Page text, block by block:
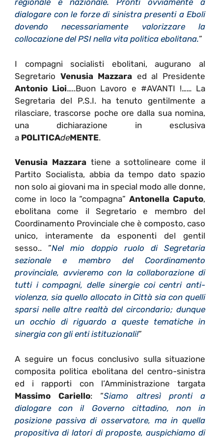
regionale e nazionale. Pronti ovviamente a
dialogare con le forze di sinistra presenti a Eboli
dovendo necessariamente valorizzare la
collocazione del PSI nella vita politica ebolitana.”
I compagni socialisti ebolitani, augurano al
Segretario Venusia Mazzara ed al Presidente
Antonio Lioi…..Buon Lavoro e #AVANTI !…… La
Segretaria del P.S.I. ha tenuto gentilmente a
rilasciare, trascorse poche ore dalla sua nomina,
una dichiarazione in esclusiva
a POLITICAdeMENTE.
Venusia Mazzaratiene a sottolineare come il
Partito Socialista, abbia da tempo dato spazio
non solo ai giovani ma in special modo alle donne,
come in loco la “compagna”Antonella Caputo,
ebolitana come il Segretario e membro del
Coordinamento Provinciale che è composto, caso
unico, interamente da esponenti del gentil
sesso.. ”Nel mio doppio ruolo di Segretaria
sezionale e membro del Coordinamento
provinciale, avvieremo con la collaborazione di
tutti i compagni, delle sinergie coi centri anti-
violenza, sia quello allocato in Città sia con quelli
sparsi nelle altre realtà del circondario; dunque
un occhio di riguardo a queste tematiche in
sinergia con gli enti istituzionali!”
A seguire un focus conclusivo sulla situazione
composita politica ebolitana del centro-sinistra
ed i rapporti con l’Amministrazione targata
Massimo Cariello: “Siamo altresì pronti a
dialogare con il Governo cittadino, non in
posizione passiva di osservatore, ma in quella
propositiva di latori di proposte, auspichiamo di